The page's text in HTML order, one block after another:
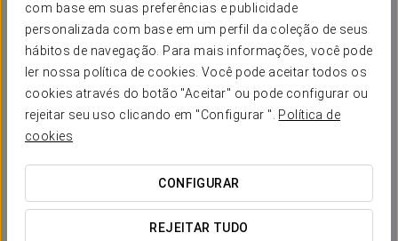
com base em suas preferências e publicidade
personalizada com base em um perfil da coleção de seus
hábitos de navegação. Para mais informações, você pode
ler nossa política de cookies. Você pode aceitar todos os
cookies através do botão "Aceitar" ou pode configurar ou
rejeitar seu uso clicando em "Configurar ". Política de
cookies
CONFIGURAR
REJEITAR TUDO
O Hotel Exe Getafetem 112 quartos amplos e tranquilos,
especialmente recomendados pelos nossos clientes graças às suas
dimensões, à sua luz natural, às suas dotações e casas-de-banho
amplas. Há quatros duplos e triplos. Todos os quartos têm ar
condicionado, ligação Wi-Fi, secretária, mini-bar, banheira, secador
de cabelo e espelho de aumento, entre outros meios. Há quartos
adaptados para deficientes.
Quartos